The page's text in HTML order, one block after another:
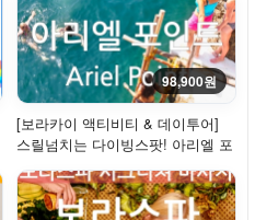
98,900원
[보라카이 액티비티 & 데이투어]
스릴넘치는 다이빙스팟! 아리엘 포
인트